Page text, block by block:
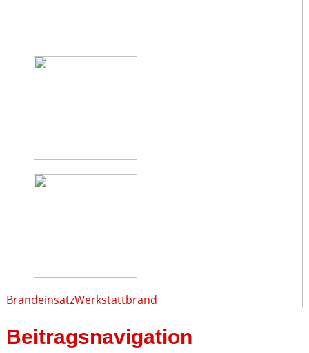
BrandeinsatzWerkstattbrand
Beitragsnavigation